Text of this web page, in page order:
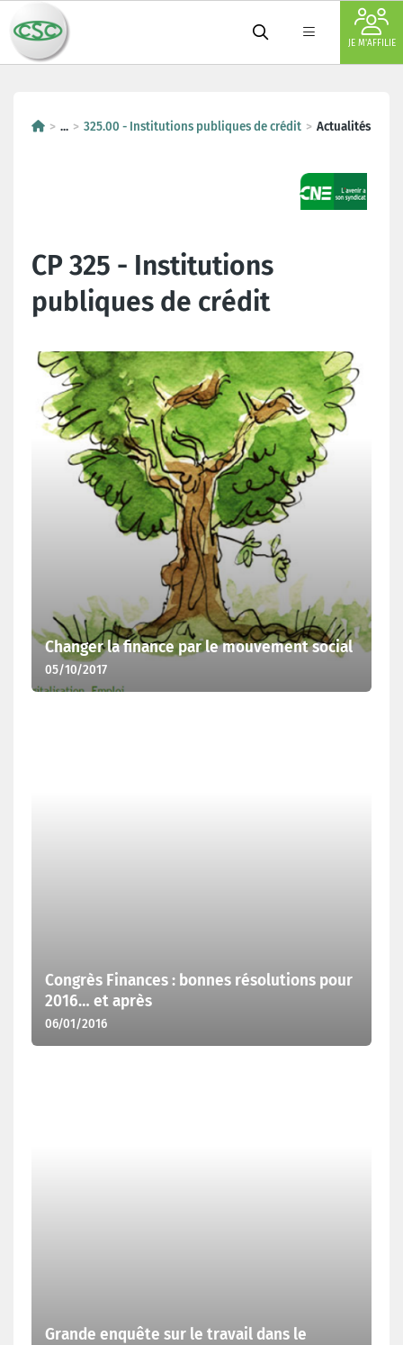
JE M'AFFILIE
... 325.00 - Institutions publiques de crédit Actualités
CP 325 - Institutions
publiques de crédit
Dernières actualités
Changer la finance par le mouvement social
05/10/2017
Congrès Finances : bonnes résolutions pour
2016… et après
06/01/2016
Grande enquête sur le travail dans le